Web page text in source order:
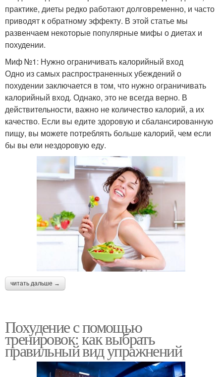
практике, диеты редко работают долговременно, и часто
приводят к обратному эффекту. В этой статье мы
развенчаем некоторые популярные мифы о диетах и
похудении.
Миф №1: Нужно ограничивать калорийный вход
Одно из самых распространенных убеждений о
похудении заключается в том, что нужно ограничивать
калорийный вход. Однако, это не всегда верно. В
действительности, важно не количество калорий, а их
качество. Если вы едите здоровую и сбалансированную
пищу, вы можете потреблять больше калорий, чем если
бы вы ели нездоровую еду.
читать дальше →
Похудение с помощью
тренировок: как выбрать
правильный вид упражнений